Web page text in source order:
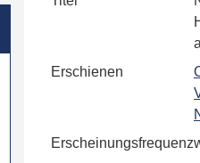
Erschienen
Erscheinungsfrequenz